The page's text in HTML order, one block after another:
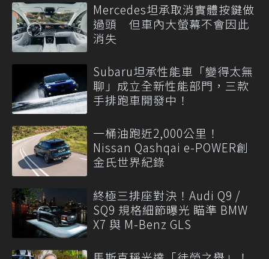
Mercedes坦承取消實體按鍵做
過頭 但車內大螢幕不會因此
消失
Subaru坦承性能車「變得太無
聊」成立全新性能部門，三款
手排跑車開發中！
一桶油跑近2,000公里！
Nissan Qashqai e-POWER創
金氏世界紀錄
終極三排座對決！Audi Q9 /
SQ9 規格細節曝光 瞄準 BMW
X7 與 M-Benz GLS